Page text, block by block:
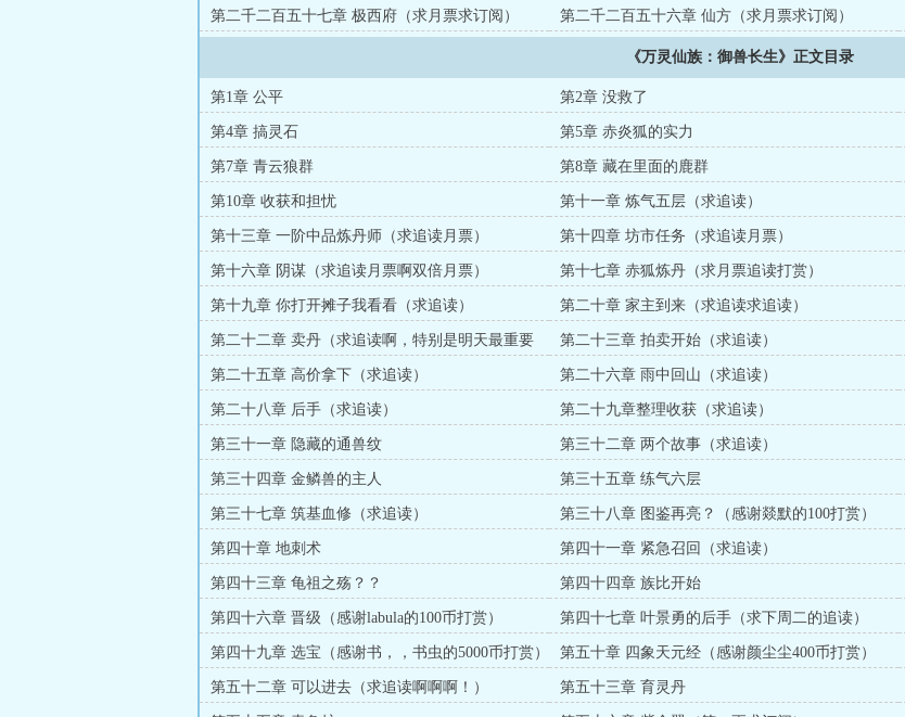
第二千二百五十七章 极西府（求月票求订阅） 第二千二百五十六章 仙方（求月票求订阅）
《万灵仙族：御兽长生》正文目录
第1章 公平 第2章 没救了
第4章 搞灵石 第5章 赤炎狐的实力
第7章 青云狼群 第8章 藏在里面的鹿群
第10章 收获和担忧 第十一章 炼气五层（求追读）
第十三章 一阶中品炼丹师（求追读月票） 第十四章 坊市任务（求追读月票）
第十六章 阴谋（求追读月票啊双倍月票） 第十七章 赤狐炼丹（求月票追读打赏）
第十九章 你打开摊子我看看（求追读） 第二十章 家主到来（求追读求追读）
第二十二章 卖丹（求追读啊，特别是明天最重要
了）
第二十三章 拍卖开始（求追读）
第二十五章 高价拿下（求追读） 第二十六章 雨中回山（求追读）
第二十八章 后手（求追读） 第二十九章整理收获（求追读）
第三十一章 隐藏的通兽纹 第三十二章 两个故事（求追读）
第三十四章 金鳞兽的主人 第三十五章 练气六层
第三十七章 筑基血修（求追读） 第三十八章 图鉴再亮？（感谢燚默的100打赏）
第四十章 地刺术 第四十一章 紧急召回（求追读）
第四十三章 龟祖之殇？？ 第四十四章 族比开始
第四十六章 晋级（感谢labula的100币打赏） 第四十七章 叶景勇的后手（求下周二的追读）
第四十九章 选宝（感谢书，，书虫的5000币打赏） 第五十章 四象天元经（感谢颜尘尘400币打赏）
第五十二章 可以进去（求追读啊啊啊！） 第五十三章 育灵丹